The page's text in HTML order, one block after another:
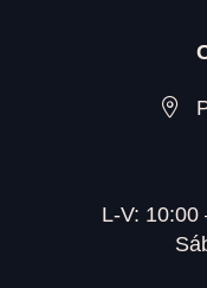
L-V: 10:00